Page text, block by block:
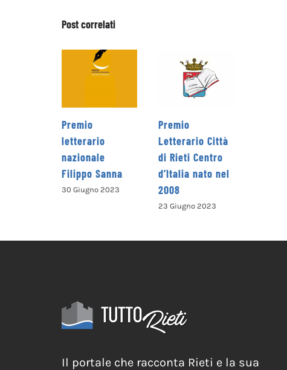
Post correlati
Premio
letterario
nazionale
Filippo Sanna
30 Giugno 2023
Premio
Letterario Città
di Rieti Centro
d’Italia nato nel
2008
23 Giugno 2023
Il portale che racconta Rieti e la sua